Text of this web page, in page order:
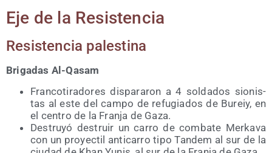
Eje de la Resistencia
Resis­ten­cia palestina
Bri­ga­das Al-Qasam
Fran­co­ti­ra­do­res dis­pa­ra­ron a 4 sol­da­dos sio­nis­
tas al este del cam­po de refu­gia­dos de Bureiy, en
el cen­tro de la Fran­ja de Gaza.
Des­tru­yó des­truir un carro de com­ba­te Mer­ka­va
con un pro­yec­til anti­ca­rro tipo Tan­dem al sur de la